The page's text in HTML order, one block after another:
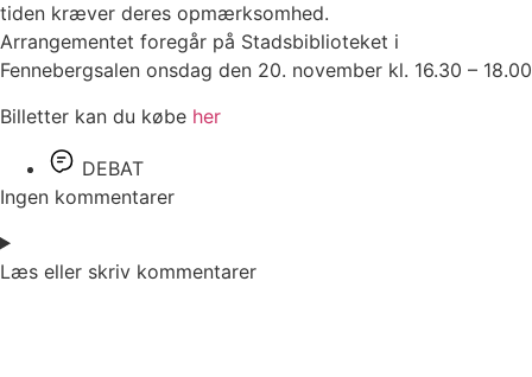
tiden kræver deres opmærksomhed.
Arrangementet foregår på Stadsbiblioteket i
Fennebergsalen onsdag den 20. november kl. 16.30 – 18.00
Billetter kan du købe her
DEBAT
Ingen kommentarer
Læs eller skriv kommentarer